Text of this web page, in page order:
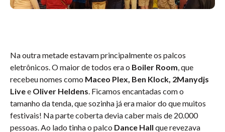
Na outra metade estavam principalmente os palcos
eletrônicos. O maior de todos era o Boiler Room, que
recebeu nomes como Maceo Plex, Ben Klock, 2Manydjs
Livee Oliver Heldens. Ficamos encantadas com o
tamanho da tenda, que sozinha já era maior do que muitos
festivais! Na parte coberta devia caber mais de 20.000
pessoas. Ao lado tinha o palco Dance Hall que revezava